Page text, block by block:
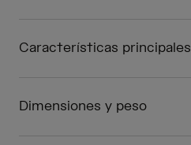
Características principales
Dimensiones y peso